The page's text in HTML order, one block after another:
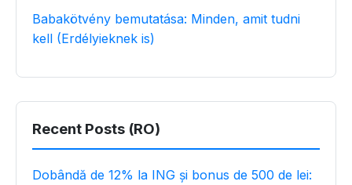
Babakötvény bemutatása: Minden, amit tudni
kell (Erdélyieknek is)
Recent Posts (RO)
Dobândă de 12% la ING și bonus de 500 de lei: